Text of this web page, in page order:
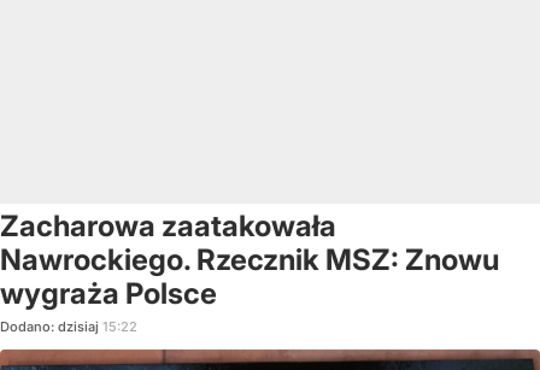
Zacharowa zaatakowała
Nawrockiego. Rzecznik MSZ: Znowu
wygraża Polsce
Dodano: dzisiaj 15:22